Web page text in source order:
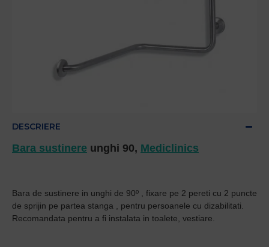
DESCRIERE
Bara sustinere unghi 90, Mediclinics
Bara de sustinere in unghi de 90º , fixare pe 2 pereti cu 2 puncte
de sprijin pe partea stanga , pentru persoanele cu dizabilitati.
Recomandata pentru a fi instalata in toalete, vestiare.